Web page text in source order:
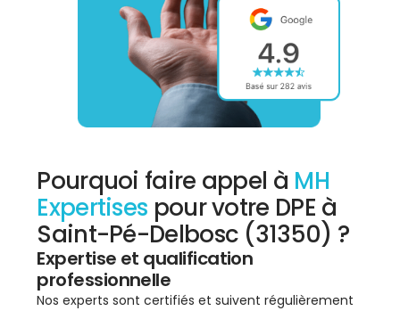
Pourquoi faire appel à MH
Expertises pour votre DPE à
Saint-Pé-Delbosc (31350) ?
Expertise et qualification
professionnelle
Nos experts sont certifiés et suivent régulièrement